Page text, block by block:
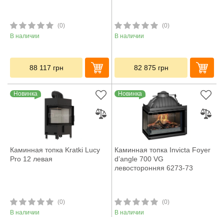
(0)
В наличии
88 117 грн
(0)
В наличии
82 875 грн
Новинка
Каминная топка Kratki Lucy
Pro 12 левая
(0)
В наличии
Новинка
Каминная топка Invicta Foyer
d’angle 700 VG
левосторонняя 6273-73
(0)
В наличии